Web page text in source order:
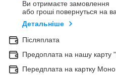
Ви отримаєте замовлення
або гроші повернуться на
Детальніше
Післяплата
Предоплата на нашу карту
Передплата на картку Моно